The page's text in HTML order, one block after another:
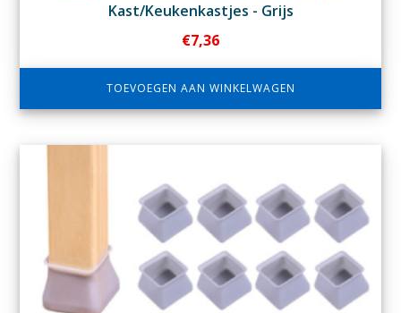
Kast/Keukenkastjes - Grijs
€7,36
TOEVOEGEN AAN WINKELWAGEN